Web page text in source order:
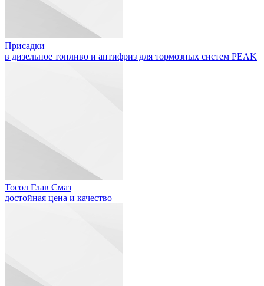
Присадки
в дизельное топливо и антифриз для тормозных систем PEAK
Тосол Глав Смаз
достойная цена и качество